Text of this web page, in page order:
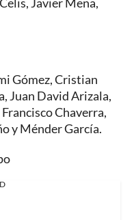
Gómez, Cristian
Juan David Arizala,
Chaverra,
y Ménder García.